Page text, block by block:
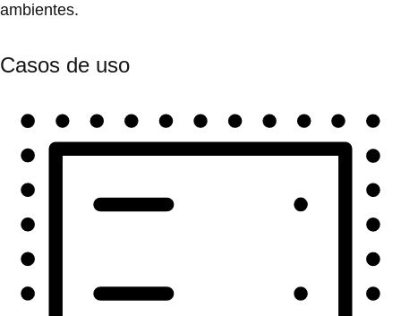
ambientes.
Casos de uso